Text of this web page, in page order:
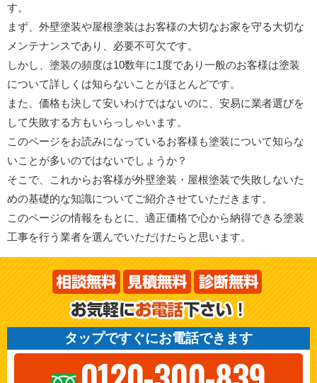
す。
まず、外壁塗装や屋根塗装はお客様の大切なお家を守る大切な
メンテナンスであり、必要不可欠です。
しかし、塗装の頻度は10数年に1度であり一般のお客様は塗装
について詳しくは知らないことがほとんどです。
また、価格も決して安いわけではないのに、安易に業者選びを
して失敗する方もいらっしゃいます。
このページをお読みになっているお客様も塗装について知らな
いことが多いのではないでしょうか？
そこで、これからお客様が外壁塗装・屋根塗装で失敗しないた
めの基礎的な知識についてご紹介させていただきます。
このページの情報をもとに、適正価格で心から納得できる塗装
工事を行う業者を選んでいただけたらと思います。
タップですぐにお電話できます